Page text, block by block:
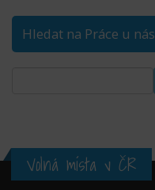
Hledat na Práce u nás
Volná místa v ČR